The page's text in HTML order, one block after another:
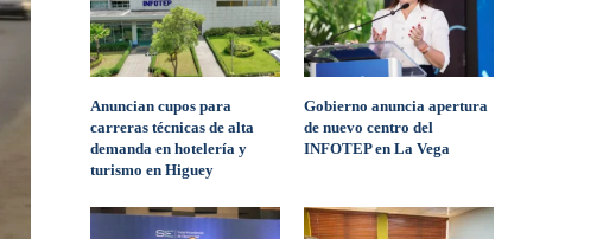
Anuncian cupos para
carreras técnicas de alta
demanda en hotelería y
turismo en Higuey
Gobierno anuncia apertura
de nuevo centro del
INFOTEP en La Vega